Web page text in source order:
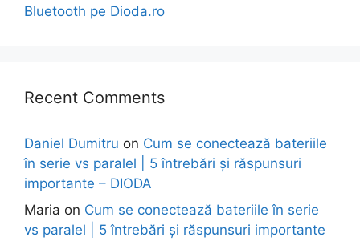
Bluetooth pe Dioda.ro
Recent Comments
Daniel Dumitru on Cum se conectează bateriile
în serie vs paralel | 5 întrebări și răspunsuri
importante – DIODA
Maria on Cum se conectează bateriile în serie
vs paralel | 5 întrebări și răspunsuri importante